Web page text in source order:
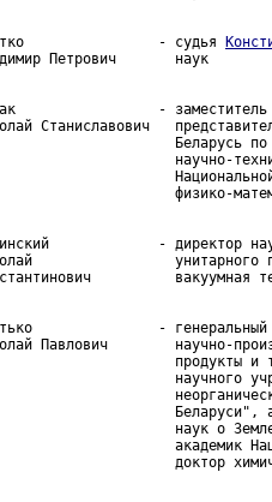
- судья
- заместитель
Станиславович
Беларусь
научно-
- директор
унитарного
- генеральный
Павлович        научно-
продукты и
научного
Беларуси",
наук о
академик